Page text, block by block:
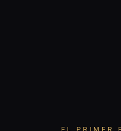
EL PRIMER